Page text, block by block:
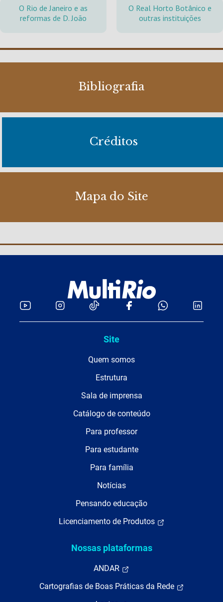
O Rio de Janeiro e as
reformas de D. João
O Real Horto Botânico e
outras instituições
Bibliografia
Créditos
Mapa do Site
Site
Quem somos
Estrutura
Sala de imprensa
Catálogo de conteúdo
Para professor
Para estudante
Para família
Notícias
Pensando educação
Licenciamento de Produtos
Nossas plataformas
ANDAR
Cartografias de Boas Práticas da Rede